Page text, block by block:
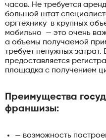
часов. Не требуется
большой штат
оргтехнику в крупных
мобильно — это очень
а объемы получаемой
требует ненужных
предоставляется
площадка с получением
Преимущества
франшизы:
— возможность